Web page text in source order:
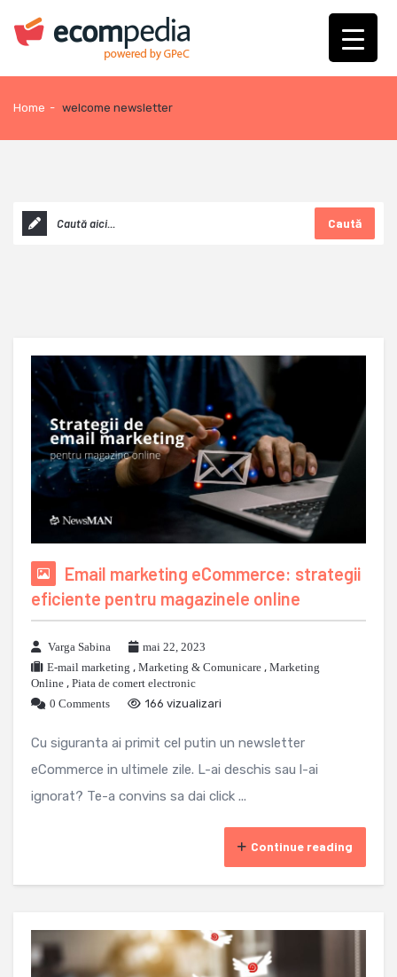
Home - welcome newsletter
Caută
Email marketing eCommerce: strategii
eficiente pentru magazinele online
Varga Sabina
mai 22, 2023
E-mail marketing , Marketing & Comunicare , Marketing
Online , Piata de comert electronic
0 Comments
166 vizualizari
Cu siguranta ai primit cel putin un newsletter
eCommerce in ultimele zile. L-ai deschis sau l-ai
ignorat? Te-a convins sa dai click ...
Continue reading